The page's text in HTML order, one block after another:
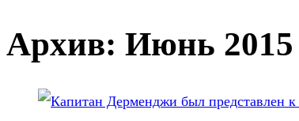
Архив: Июнь 2015